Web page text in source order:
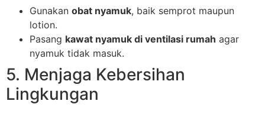
Gunakan obat nyamuk, baik semprot maupun
lotion.
Pasang kawat nyamuk di ventilasi rumah agar
nyamuk tidak masuk.
5. Menjaga Kebersihan
Lingkungan